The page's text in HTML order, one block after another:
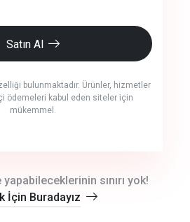
Satın Al
bulunmaktadır. Ürünler, hizmetler
ödemeleri kabul eden siteler için
mükemmel.
sınırı yok!
İçin Buradayız